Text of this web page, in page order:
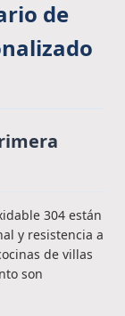
de
304 están
y resistencia a
de villas
son